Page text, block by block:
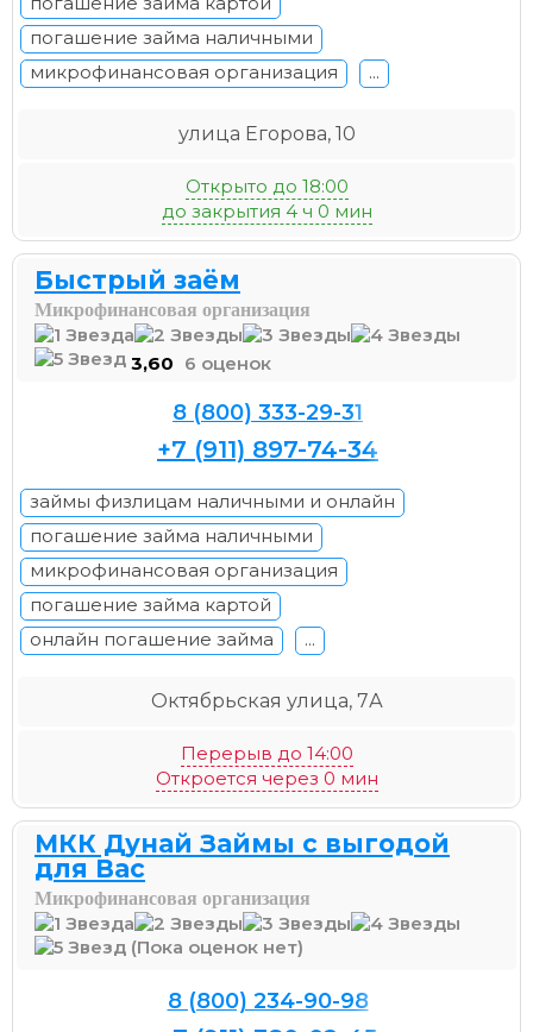
погашение займа наличными
микрофинансовая организация
...
улица Егорова, 10
Открыто до 18:00
до закрытия 4 ч 0 мин
Быстрый заём
Микрофинансовая организация
3,60 6 оценок
8 (800) 333-29-31
+7 (911) 897-74-34
займы физлицам наличными и онлайн
погашение займа наличными
микрофинансовая организация
погашение займа картой
онлайн погашение займа
...
Октябрьская улица, 7А
Перерыв до 14:00
Откроется через 0 мин
МКК Дунай Займы с выгодой
для Вас
Микрофинансовая организация
(Пока оценок нет)
8 (800) 234-90-98